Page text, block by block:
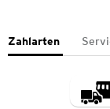
Zahlarten